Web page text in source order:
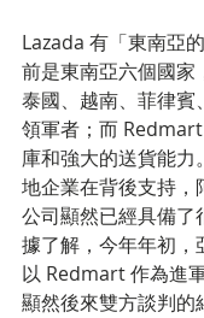
Lazada 有「東南亞
前是東南亞六個國家
泰國、越南、菲律賓
領軍者；而
庫和強大的送貨能力
地企業在背後支持，
公司顯然已經具備了
據了解，今年年初，
以 Redmart 作為進
顯然後來雙方談判的